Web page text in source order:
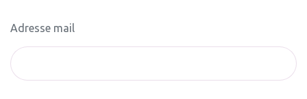
Adresse mail